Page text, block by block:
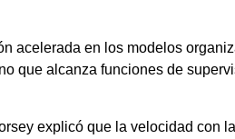
acelerada en los modelos
que alcanza funciones de
explicó que la velocidad con